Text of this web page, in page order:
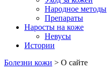
Народное методы
Препараты
Наросты на коже
Невусы
Истории
Болезни кожи > О сайте